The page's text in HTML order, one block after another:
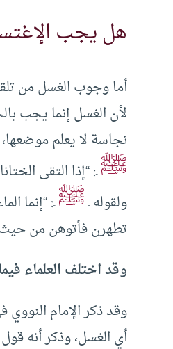
هل يجب
أما وجوب الغسل من
لأن الغسل إنما يجب
نجاسة لا يعلم موضعها، لقوله ـ
ﷺـ: “إذا التقى
ولقوله ـﷺـ: “إنما
تطهرن فأتوهن من حيث
وقد اختلف العلماء
وقد ذكر الإمام
أي الغسل، وذكر أنه